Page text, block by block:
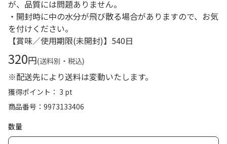
が、品質には問題ありません。
・開封時に中の水分が飛び散る場合がありますので、お気
を付けください。
【賞味／使用期限(未開封)】540日
320円(送料別・税込)
※配送先により送料は変動いたします。
獲得ポイント： 3 pt
商品番号
9973133406
数量